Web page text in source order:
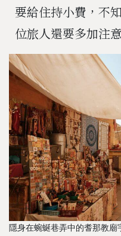
要給住持小費，不
位旅人還要多加注
隱身在蜿蜒巷弄中的耆那教廟